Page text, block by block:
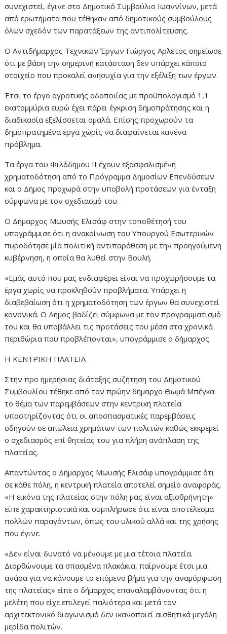
συνεχιστεί, έγινε στο Δημοτικό Συμβούλιο Ιωαννίνων, μετά
από ερωτήματα που τέθηκαν από δημοτικούς συμβούλους
όλων σχεδόν των παρατάξεων της αντιπολίτευσης.
Ο Αντιδήμαρχος Τεχνικών Έργων Γιώργος Αρλέτος σημείωσε
ότι με βάση την σημερινή κατάσταση δεν υπάρχει κάποιο
στοιχείο που προκαλεί ανησυχία για την εξέλιξη των έργων.
Έτσι το έργο αγροτικής οδοποιίας με προϋπολογισμό 1,1
εκατομμύρια ευρώ έχει πάρει έγκριση δημοπράτησης και η
διαδικασία εξελίσσεται ομαλά. Επίσης προχωρούν τα
δημοπρατημένα έργα χωρίς να διαφαίνεται κανένα
πρόβλημα.
Τα έργα του Φιλόδημου ΙΙ έχουν εξασφαλισμένη
χρηματοδότηση από το Πρόγραμμα Δημοσίων Επενδύσεων
και ο Δήμος προχωρά στην υποβολή προτάσεων για ένταξη
σύμφωνα με τον σχεδιασμό του.
Ο Δήμαρχος Μωυσής Ελισάφ στην τοποθέτησή του
υπογράμμισε ότι η ανακοίνωση του Υπουργού Εσωτερικών
πυροδότησε μία πολιτική αντιπαράθεση με την προηγούμενη
κυβέρνηση, η οποία θα λυθεί στην Βουλή.
«Εμάς αυτό που μας ενδιαφέρει είναι να προχωρήσουμε τα
έργα χωρίς να προκληθούν προβλήματα. Υπάρχει η
διαβεβαίωση ότι η χρηματοδότηση των έργων θα συνεχιστεί
κανονικά. Ο Δήμος βαδίζει σύμφωνα με τον προγραμματισμό
του και θα υποβάλλει τις προτάσεις του μέσα στα χρονικά
περιθώρια που προβλέπονται», υπογράμμισε ο δήμαρχος.
Η ΚΕΝΤΡΙΚΗ ΠΛΑΤΕΙΑ
Στην προ ημερήσιας διάταξης συζήτηση του Δημοτικού
Συμβουλίου τέθηκε από τον πρώην δήμαρχο Θωμά Μπέγκα
το θέμα των παρεμβάσεων στην κεντρική πλατεία
υποστηρίζοντας ότι οι αποσπασματικές παρεμβάσεις
οδηγούν σε απώλεια χρημάτων των πολιτών καθώς εκκρεμεί
ο σχεδιασμός επί θητείας του για πλήρη ανάπλαση της
πλατείας.
Απαντώντας ο Δήμαρχος Μωυσής Ελισάφ υπογράμμισε ότι
σε κάθε πόλη, η κεντρική πλατεία αποτελεί σημείο αναφοράς.
«Η εικόνα της πλατείας στην πόλη μας είναι αξιοθρήνητη»
είπε χαρακτηριστικά και συμπλήρωσε ότι είναι αποτέλεσμα
πολλών παραγόντων, όπως του υλικού αλλά και της χρήσης
που έγινε.
«Δεν είναι δυνατό να μένουμε με μια τέτοια πλατεία.
Διορθώνουμε τα σπασμένα πλακάκια, παίρνουμε έτσι μια
ανάσα για να κάνουμε το επόμενο βήμα για την αναμόρφωση
της πλατείας» είπε ο δήμαρχος επαναλαμβάνοντας ότι η
μελέτη που είχε επιλεγεί παλιότερα και μετά τον
αρχιτεκτονικό διαγωνισμό δεν ικανοποιεί αισθητικά μεγάλη
μερίδα πολιτών.